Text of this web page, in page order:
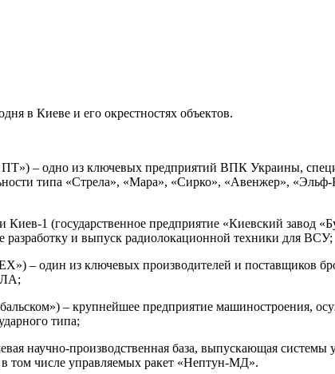
в Киеве и его окрестностях объектов.
– одно из ключевых предприятий ВПК Украины,
типа «Стрела», «Мара», «Сирко», «Авенжер»,
1 (государственное предприятие «Киевский завод
разработку и выпуск радиолокационной техники для ВСУ;
один из ключевых производителей и поставщиков
– крупнейшее предприятие машиностроения,
типа;
научно-производственная база, выпускающая
том числе управляемых ракет «Нептун-МД».